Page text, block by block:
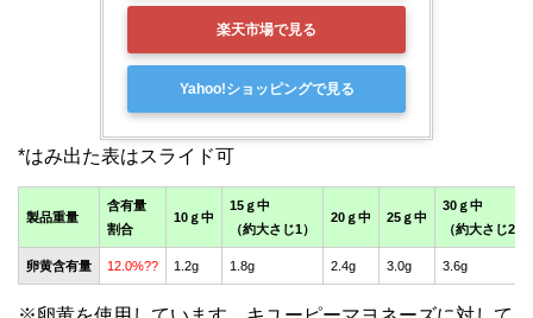
楽天市場で見る
Yahoo!ショッピングで見る
製品重量
含有量
割合
10ｇ中
15ｇ中
（約大さじ1）
20ｇ中 25ｇ中
30ｇ中
（約大さじ2）
卵黄含有量 12.0%?? 1.2g 1.8g 2.4g 3.0g 3.6g